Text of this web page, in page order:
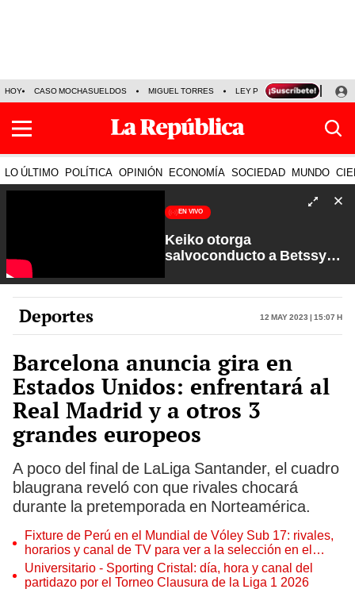
HOY CASO MOCHASUELDOS MIGUEL TORRES LEY PULPÍN PRECIO DEL
LO ÚLTIMO POLÍTICA OPINIÓN ECONOMÍA SOCIEDAD MUNDO
EN VIVO
Keiko otorga
salvoconducto a Betssy
Petroperú | Sin Guion con
Rosa María Palacios
Deportes 12 May 2023 | 15:07 h
Barcelona anuncia gira en
Estados Unidos: enfrentará al
Real Madrid y a otros 3
grandes europeos
A poco del final de LaLiga Santander, el cuadro
blaugrana reveló con que rivales chocará
durante la pretemporada en Norteamérica.
Fixture de Perú en el Mundial de Vóley Sub 17: rivales,
horarios y canal de TV para ver a la selección en el
torneo
Universitario - Sporting Cristal: día, hora y canal del
partidazo por el Torneo Clausura de la Liga 1 2026